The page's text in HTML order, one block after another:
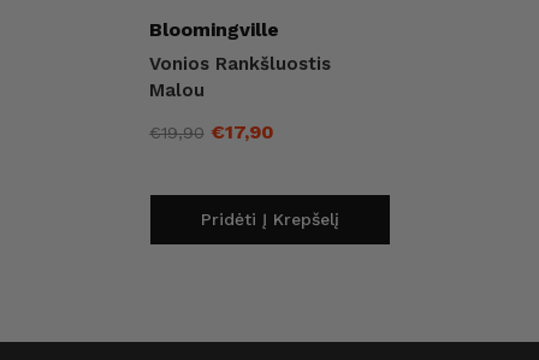
Pardavėjas:
Bloomingville
Vonios Rankšluostis
Malou
kaina
€19,90
kaina
€17,90
Pridėti Į Krepšelį